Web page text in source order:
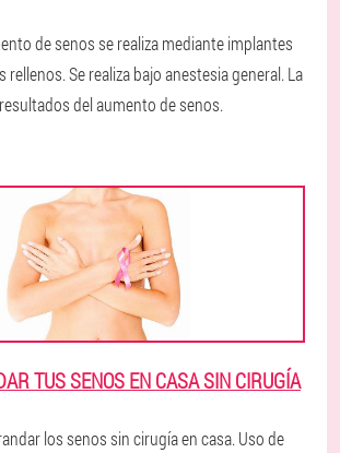
de senos se realiza mediante implantes
Se realiza bajo anestesia general. La
del aumento de senos.
TUS SENOS EN CASA SIN CIRUGÍA
los senos sin cirugía en casa. Uso de